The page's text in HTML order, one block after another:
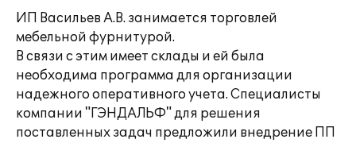
ИП Васильев А.В. занимается торговлей
мебельной фурнитурой.
В связи с этим имеет склады и ей была
необходима программа для организации
надежного оперативного учета. Специалисты
компании "ГЭНДАЛЬФ" для решения
поставленных задач предложили внедрение ПП